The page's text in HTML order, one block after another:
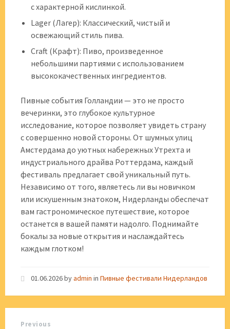
с характерной кислинкой.
Lager (Лагер): Классический, чистый и
освежающий стиль пива.
Craft (Крафт): Пиво, произведенное
небольшими партиями с использованием
высококачественных ингредиентов.
Пивные события Голландии — это не просто
вечеринки, это глубокое культурное
исследование, которое позволяет увидеть страну
с совершенно новой стороны. От шумных улиц
Амстердама до уютных набережных Утрехта и
индустриального драйва Роттердама, каждый
фестиваль предлагает свой уникальный путь.
Независимо от того, являетесь ли вы новичком
или искушенным знатоком, Нидерланды обеспечат
вам гастрономическое путешествие, которое
останется в вашей памяти надолго. Поднимайте
бокалы за новые открытия и наслаждайтесь
каждым глотком!
01.06.2026byadmin in Пивные фестивали Нидерландов
Previous